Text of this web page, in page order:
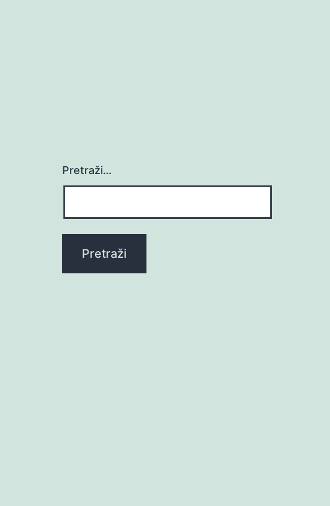
Pretraži…